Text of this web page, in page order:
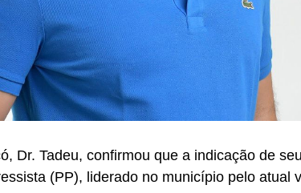
Dr. Tadeu, confirmou que a indicação de
(PP), liderado no município pelo atual